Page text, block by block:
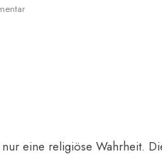
eine religiöse Wahrheit.